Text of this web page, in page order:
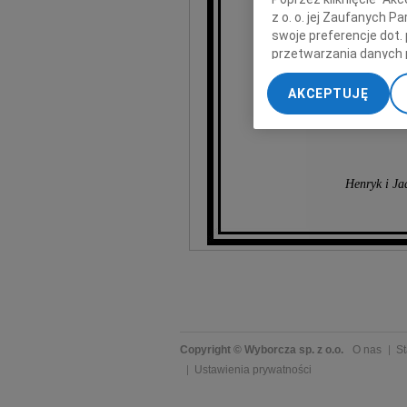
Henryk i
Copyright © Wyborcza sp. z o.o. O nas
Ustawienia prywatności
z o. o. jej Zaufanych
swoje preferencje dot.
przetwarzania danych
„Ustawienia
My, nasi Zaufani
dokładnych danych
Przechowywanie
AKCEPTUJĘ